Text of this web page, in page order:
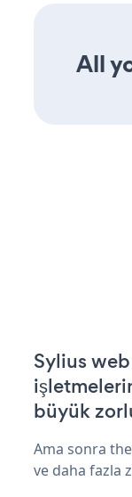
All
Sylius
büyük
Ama sonra
ve daha fazla